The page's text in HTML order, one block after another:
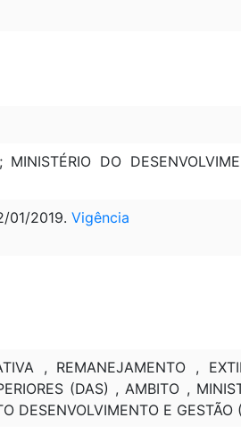
DO
01/2019. Vigência
, REMANEJAMENTO ,
(DAS) , AMBITO ,
DESENVOLVIMENTO E GESTÃO